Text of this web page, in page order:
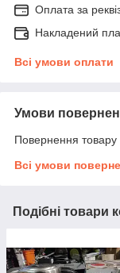
Оплата за
Накладений
Всі умови оплати
Умови
Повернення товару
Всі умови
Подібні товари